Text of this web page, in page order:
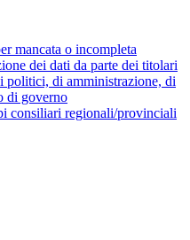
mancata o incompleta
dei dati da parte dei titolari
politici, di amministrazione, di
di governo
consiliari regionali/provinciali